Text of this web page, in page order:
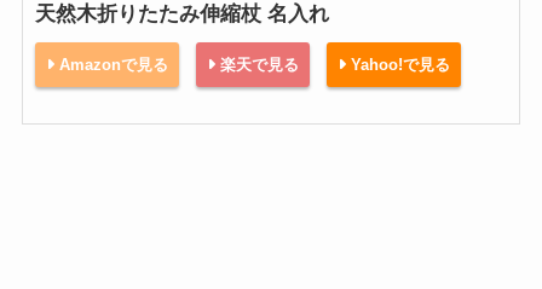
天然木折りたたみ伸縮杖 名入れ
Amazonで見る 楽天で見る Yahoo!で見る